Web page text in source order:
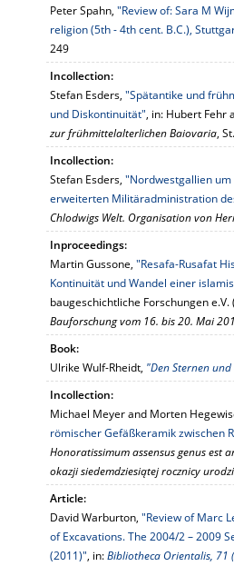
Peter Spahn, "Review of: Sara M
religion (5th - 4th cent. B.C.),
249
Incollection:
Stefan Esders, "Spätantike und
und Diskontinuität", in: Hubert Fehr
zur frühmittelalterlichen Baiovaria,
Incollection:
Stefan Esders, "Nordwestgallien
erweiterten Militäradministration
Chlodwigs Welt. Organisation von
Inproceedings:
Martin Gussone, "Resafa-Rusafat
Kontinuität und Wandel einer
baugeschichtliche Forschungen e.V.
Bauforschung vom 16. bis 20. Mai
Book:
Ulrike Wulf-Rheidt, "Den Sternen
Incollection:
Michael Meyer and Morten
römischer Gefäßkeramik zwischen
Honoratissimum assensus genus est
okazji siedemdziesiątej rocznicy
Article:
David Warburton, "Review of Marc
of Excavations. The 2004/2 – 2009
(2011)", in:Bibliotheca Orientalis, 71